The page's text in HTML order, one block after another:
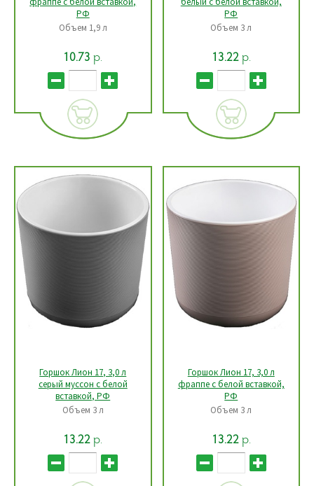
РФ
Объем 1,9 л
10.73р.
РФ
Объем 3 л
13.22р.
Горшок Лион 17, 3,0 л
серый муссон с белой
вставкой, РФ
Объем 3 л
13.22р.
Горшок Лион 17, 3,0 л
фраппе с белой вставкой,
РФ
Объем 3 л
13.22р.